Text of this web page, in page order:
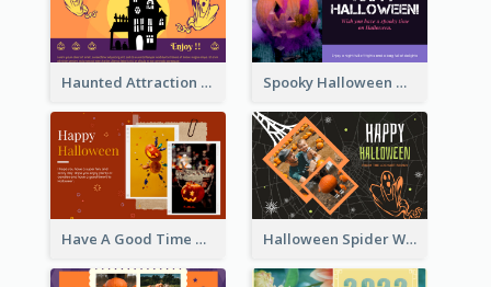
Haunted Attraction Themed Halloween Card Spooky Halloween Greeting Card
Have A Good Time This Halloween Greeting Card Halloween Spider Web Greeting Card